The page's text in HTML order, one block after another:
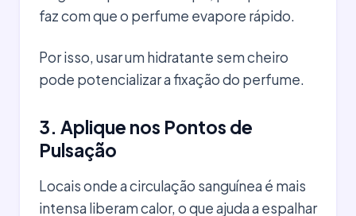
faz com que o perfume evapore rápido.
Por isso, usar um hidratante sem cheiro
pode potencializar a fixação do perfume.
3. Aplique nos Pontos de
Pulsação
Locais onde a circulação sanguínea é mais
intensa liberam calor, o que ajuda a espalhar